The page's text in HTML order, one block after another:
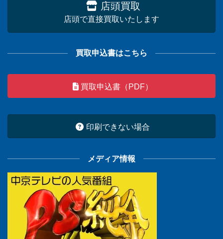
店頭買取
店頭で直接買取いたします
買取申込書はこちら
買取申込書（PDF）
印刷できない場合
メディア情報